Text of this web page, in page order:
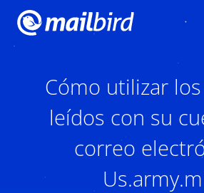
Cómo utilizar
leídos con su
correo